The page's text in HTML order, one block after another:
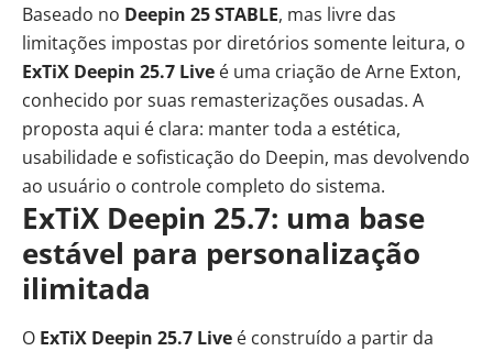
Baseado no Deepin 25 STABLE, mas livre das
limitações impostas por diretórios somente leitura, o
ExTiX Deepin 25.7 Live é uma criação de Arne Exton,
conhecido por suas remasterizações ousadas. A
proposta aqui é clara: manter toda a estética,
usabilidade e sofisticação do Deepin, mas devolvendo
ao usuário o controle completo do sistema.
ExTiX Deepin 25.7: uma base
estável para personalização
ilimitada
O ExTiX Deepin 25.7 Live é construído a partir da